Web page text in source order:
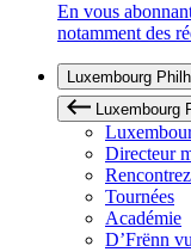
En vous
notamment des
Luxembourg
Luxembourg
Directeur
Tournées
Académie
D’Frënn